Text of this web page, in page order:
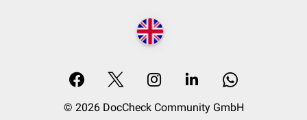
© 2026 DocCheck Community GmbH